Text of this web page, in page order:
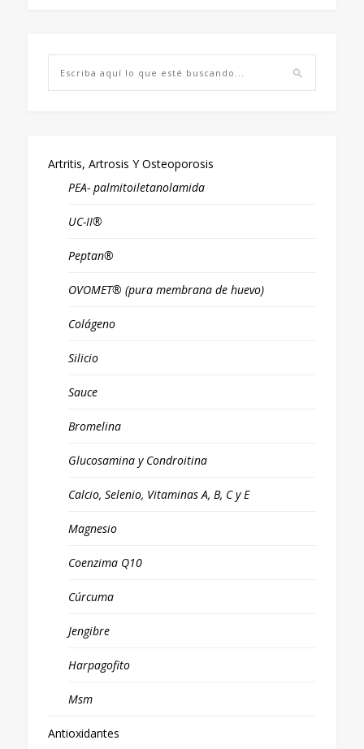
Artritis, Artrosis Y Osteoporosis
PEA- palmitoiletanolamida
UC-II®
Peptan®
OVOMET® (pura membrana de huevo)
Colágeno
Silicio
Sauce
Bromelina
Glucosamina y Condroitina
Calcio, Selenio, Vitaminas A, B, C y E
Magnesio
Coenzima Q10
Cúrcuma
Jengibre
Harpagofito
Msm
Antioxidantes